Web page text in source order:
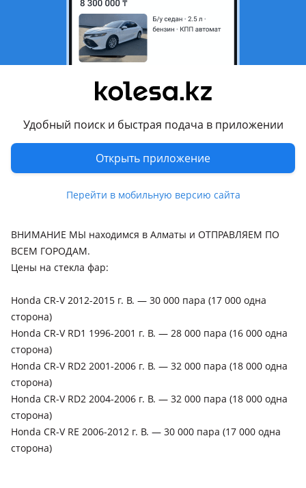
Удобный поиск и быстрая подача в приложении
Открыть приложение
Перейти в мобильную версию сайта
Подходит на авто
Honda CR-V
1995 - 1999 1 поколение (RD), 1999 - 2001 1 поколение
рестайлинг (RD), 2001 - 2004 2 поколение (RD), 2004 - 2006 2
поколение рестайлинг (RD), 2006 - 2009 3 поколение (RE),
2009 - 2012 3 поколение рестайлинг (RE), 2012 - 2015 4
поколение (RM)
Показать больше
ВНИМАНИЕ МЫ находимся в Алматы и ОТПРАВЛЯЕМ ПО
ВСЕМ ГОРОДАМ.
Цены на стекла фар:
Honda CR-V 2012-2015 г. В. — 30 000 пара (17 000 одна
сторона)
Honda CR-V RD1 1996-2001 г. В. — 28 000 пара (16 000 одна
сторона)
Honda CR-V RD2 2001-2006 г. В. — 32 000 пара (18 000 одна
сторона)
Honda CR-V RD2 2004-2006 г. В. — 32 000 пара (18 000 одна
сторона)
Honda CR-V RE 2006-2012 г. В. — 30 000 пара (17 000 одна
сторона)